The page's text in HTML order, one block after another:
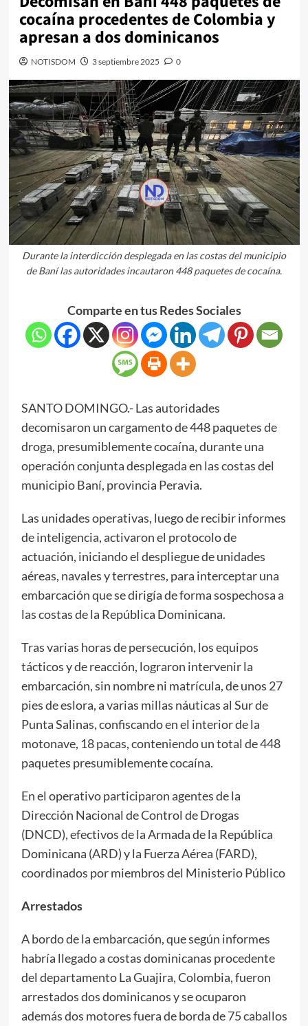
cocaína procedentes de Colombia y
apresan a dos dominicanos
NOTISDOM 3 septiembre 2025 0
Durante la interdicción desplegada en las costas del municipio
de Baní las autoridades incautaron 448 paquetes de cocaína.
Comparte en tus Redes Sociales
SANTO DOMINGO.- Las autoridades
decomisaron un cargamento de 448 paquetes de
droga, presumiblemente cocaína, durante una
operación conjunta desplegada en las costas del
municipio Baní, provincia Peravia.
Las unidades operativas, luego de recibir informes
de inteligencia, activaron el protocolo de
actuación, iniciando el despliegue de unidades
aéreas, navales y terrestres, para interceptar una
embarcación que se dirigía de forma sospechosa a
las costas de la República Dominicana.
Tras varias horas de persecución, los equipos
tácticos y de reacción, lograron intervenir la
embarcación, sin nombre ni matrícula, de unos 27
pies de eslora, a varias millas náuticas al Sur de
Punta Salinas, confiscando en el interior de la
motonave, 18 pacas, conteniendo un total de 448
paquetes presumiblemente cocaína.
En el operativo participaron agentes de la
Dirección Nacional de Control de Drogas
(DNCD), efectivos de la Armada de la República
Dominicana (ARD) y la Fuerza Aérea (FARD),
coordinados por miembros del Ministerio Público
Arrestados
A bordo de la embarcación, que según informes
habría llegado a costas dominicanas procedente
del departamento La Guajira, Colombia, fueron
arrestados dos dominicanos y se ocuparon
además dos motores fuera de borda de 75 caballos